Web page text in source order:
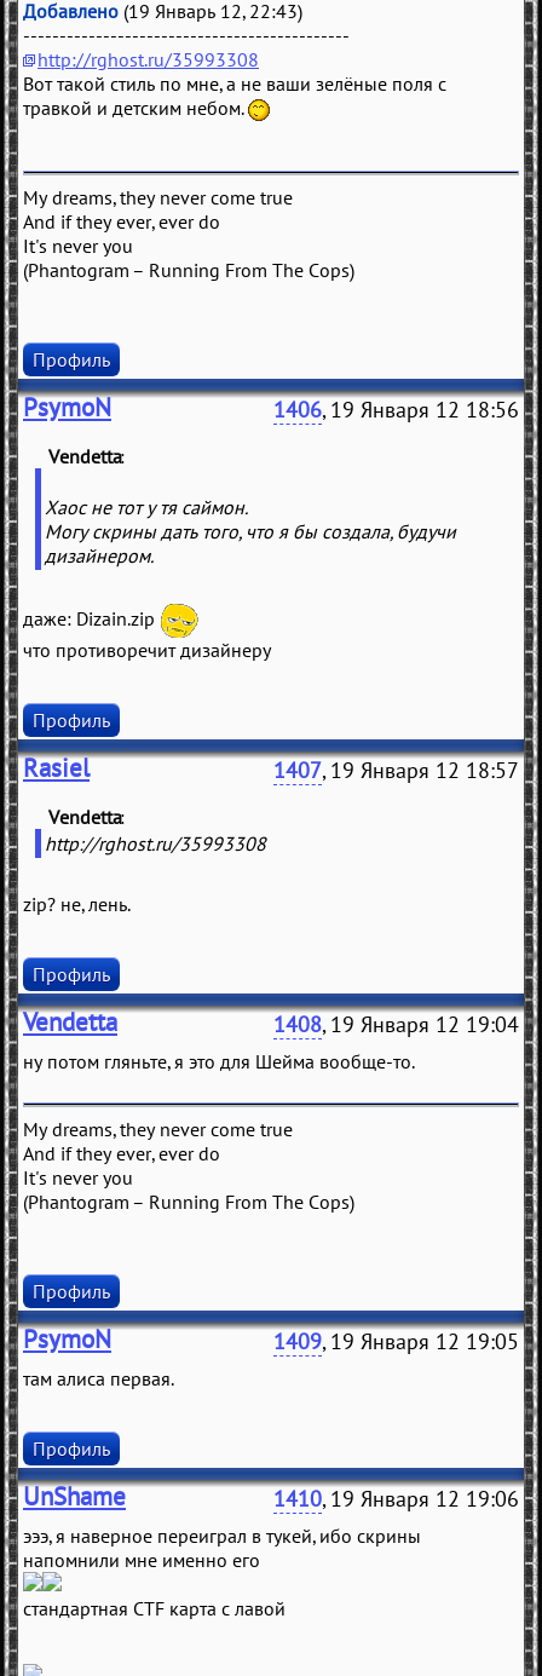
Добавлено (19 Январь 12, 22:43)
---------------------------------------------
http://rghost.ru/35993308
Вот такой стиль по мне, а не ваши зелёные поля с
травкой и детским небом.
My dreams, they never come true
And if they ever, ever do
It's never you
(Phantogram – Running From The Cops)
Профиль
PsymoN 1406, 19 Января 12 18:56
Vendetta
Хаос не тот у тя саймон.
Могу скрины дать того, что я бы создала, будучи
дизайнером.
даже: Dizain.zip
что противоречит дизайнеру
Профиль
Rasiel 1407, 19 Января 12 18:57
Vendetta
http://rghost.ru/35993308
zip? не, лень.
Профиль
Vendetta 1408, 19 Января 12 19:04
ну потом гляньте, я это для Шейма вообще-то.
My dreams, they never come true
And if they ever, ever do
It's never you
(Phantogram – Running From The Cops)
Профиль
PsymoN 1409, 19 Января 12 19:05
там алиса первая.
Профиль
UnShame 1410, 19 Января 12 19:06
эээ, я наверное переиграл в тукей, ибо скрины
напомнили мне именно его
стандартная CTF карта с лавой